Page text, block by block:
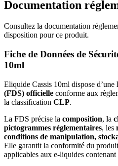
Documentation
Consultez la documentation
disposition pour ce produit.
Fiche de Données de
10ml
Eliquide Cassis 10ml dispose d’une
(FDS) officielle conforme aux
la classification CLP.
La FDS précise la composition, la
pictogrammes réglementaires, les
conditions de manipulation,
Elle garantit la conformité du
applicables aux e-liquides